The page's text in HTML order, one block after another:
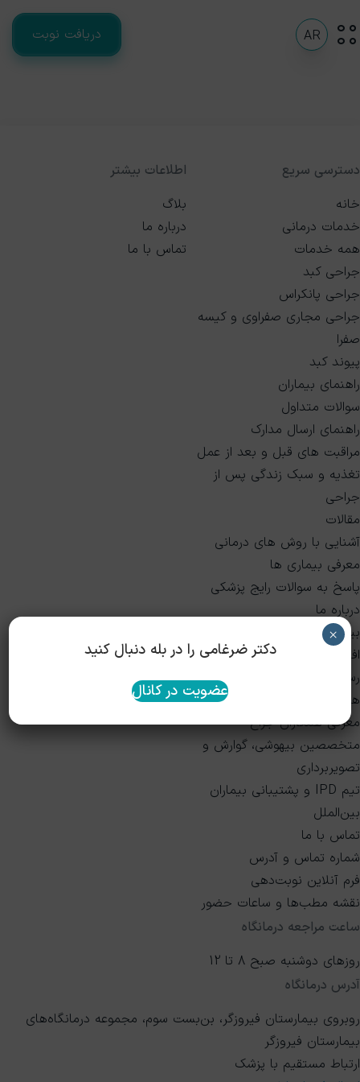
AR دریافت نوبت
دسترسی سریع
خانه
خدمات درمانی
همه خدمات
جراحی کبد
جراحی پانکراس
جراحی مجاری صفراوی و کیسه
صفرا
پیوند کبد
راهنمای بیماران
سوالات متداول
راهنمای ارسال مدارک
مراقبت های قبل و بعد از عمل
تغذیه و سبک زندگی پس از
جراحی
مقالات
آشنایی با روش های درمانی
معرفی بیماری ها
پاسخ به سوالات رایج پزشکی
درباره ما
بیوگرافی و سوابق
افتخارات و عضویت‌ها
رسانه و مصاحبه‌ها
همکاران
معرفی همکاران جراح
متخصصین بیهوشی، گوارش و
تصویربرداری
تیم IPD و پشتیبانی بیماران
بین‌الملل
تماس با ما
شماره تماس و آدرس
فرم آنلاین نوبت‌دهی
نقشه مطب‌ها و ساعات حضور
اطلاعات بیشتر
بلاگ
درباره ما
تماس با ما
ساعت مراجعه درمانگاه
روزهای دوشنبه صبح 8 تا 12
آدرس درمانگاه
روبروی بیمارستان فیروزگر، بن‌بست سوم، مجموعه درمانگاه‌های
بیمارستان فیروزگر
ارتباط مستقیم با پزشک
دکتر ضرغامی را در بله دنبال کنید
عضویت در کانال
×